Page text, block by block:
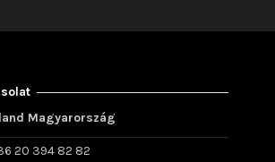
Magyarország
20 394 82 82